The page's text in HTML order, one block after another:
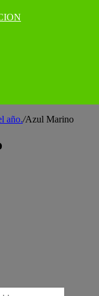
año./Azul Marino